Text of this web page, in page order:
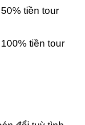
tiền tour
tiền tour